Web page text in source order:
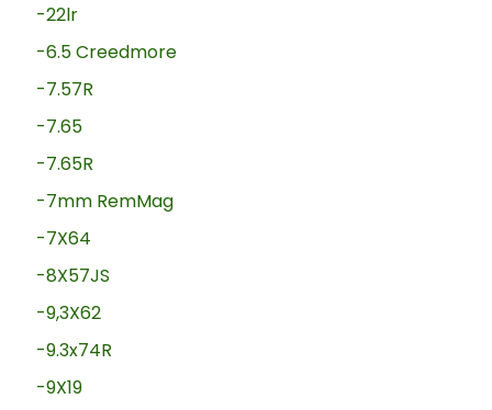
-22lr
-6.5 Creedmore
-7.57R
-7.65
-7.65R
-7mm RemMag
-7X64
-8X57JS
-9,3X62
-9.3x74R
-9X19